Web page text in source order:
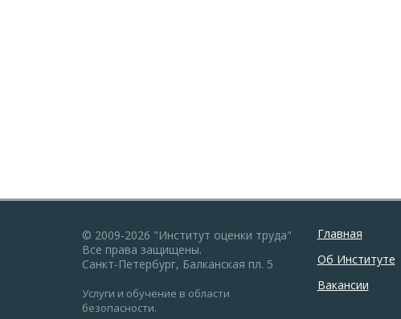
© 2009-2026 "Институт оценки труда"
Все права защищены.
Санкт-Петербург, Балканская пл. 5
Услуги и обучение в области
безопасности.
Главная
Об Институте
Вакансии